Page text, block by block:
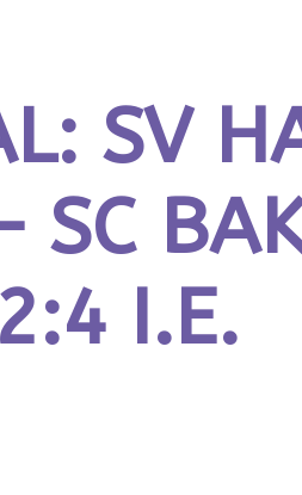
SV
SC
2:4 I.E.